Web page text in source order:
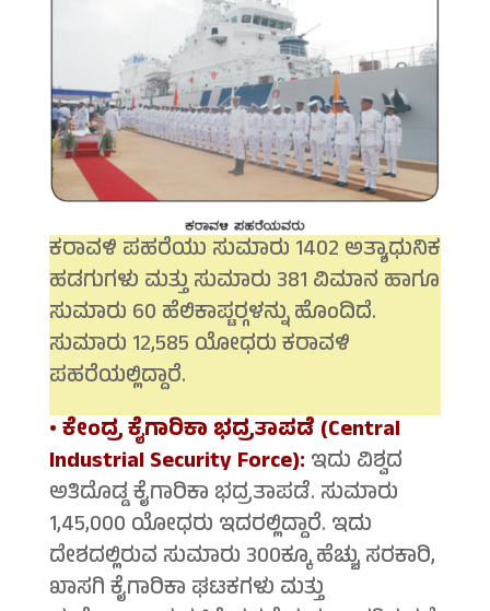
ಕರಾವಳಿ ಪಹರೆಯು ಸುಮಾರು 1402 ಅತ್ಯಾಧುನಿಕ
ಹಡಗುಗಳು ಮತ್ತು ಸುಮಾರು 381 ವಿಮಾನ ಹಾಗೂ
ಸುಮಾರು 60 ಹೆಲಿಕಾಪ್ಟರ್‍ಗಳನ್ನು ಹೊಂದಿದೆ.
ಸುಮಾರು 12,585 ಯೋಧರು ಕರಾವಳಿ
ಪಹರೆಯಲ್ಲಿದ್ದಾರೆ.
• ಕೇಂದ್ರ ಕೈಗಾರಿಕಾ ಭದ್ರತಾಪಡೆ (Central
Industrial Security Force): ಇದು ವಿಶ್ವದ
ಅತಿದೊಡ್ಡ ಕೈಗಾರಿಕಾ ಭದ್ರತಾಪಡೆ. ಸುಮಾರು
1,45,000 ಯೋಧರು ಇದರಲ್ಲಿದ್ದಾರೆ. ಇದು
ದೇಶದಲ್ಲಿರುವ ಸುಮಾರು 300ಕ್ಕೂ ಹೆಚ್ಚು ಸರಕಾರಿ,
ಖಾಸಗಿ ಕೈಗಾರಿಕಾ ಘಟಕಗಳು ಮತ್ತು